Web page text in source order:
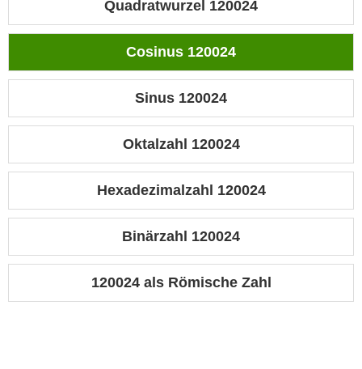
Quadratwurzel 120024
Cosinus 120024
Sinus 120024
Oktalzahl 120024
Hexadezimalzahl 120024
Binärzahl 120024
120024 als Römische Zahl